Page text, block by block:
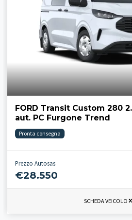
FORD Transit Custom 280
aut. PC Furgone Trend
Pronta consegna
Prezzo Autosas
€28.550
SCHEDA VEICOLO